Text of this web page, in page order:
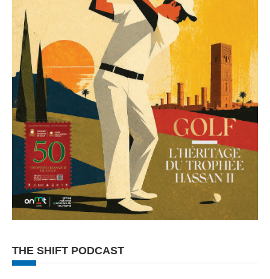
THE SHIFT PODCAST